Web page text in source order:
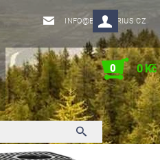
INFO@BIROTARIUS.CZ
0 0 Kč